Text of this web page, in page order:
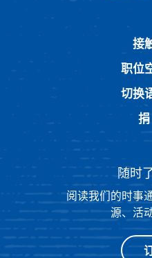
接
职位
切换
捐
随时
阅读我们的时事
源、活